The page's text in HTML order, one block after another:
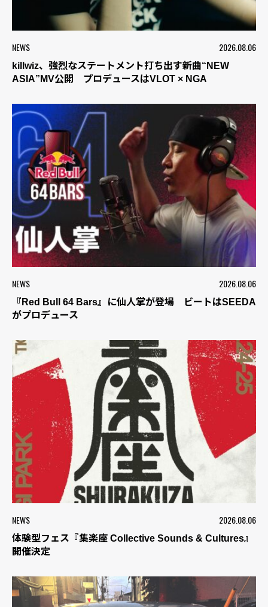
NEWS 2026.08.06
killwiz、強烈なステートメント打ち出す新曲“NEW
ASIA”MV公開 プロデュースはVLOT × NGA
NEWS 2026.08.06
『Red Bull 64 Bars』に仙人掌が登場 ビートはSEEDA
がプロデュース
NEWS 2026.08.06
体験型フェス『集楽座 Collective Sounds & Cultures』
開催決定